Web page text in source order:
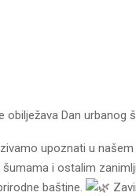
obilježava Dan urbanog
upoznati u
i ostalim
baštine.